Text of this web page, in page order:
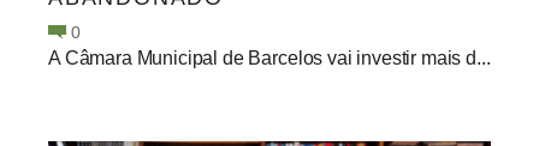
0
A Câmara Municipal de Barcelos vai investir mais d...